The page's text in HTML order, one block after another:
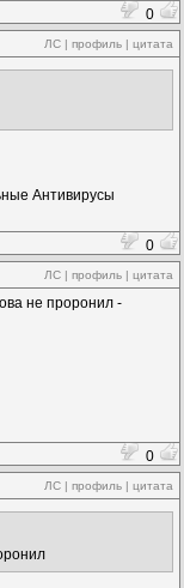
0
ЛС | профиль | цитата
Антивирусы
0
ЛС | профиль | цитата
не проронил -
0
ЛС | профиль | цитата